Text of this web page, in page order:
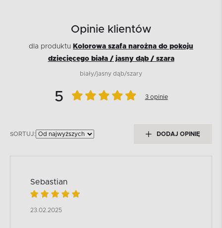
Opinie klientów
dla produktu Kolorowa szafa narożna do pokoju
dziecięcego biała / jasny dąb / szara
biały/jasny dąb/szary
5 3 opinie
SORTUJ: DODAJ OPINIĘ
Sebastian
23.02.2025